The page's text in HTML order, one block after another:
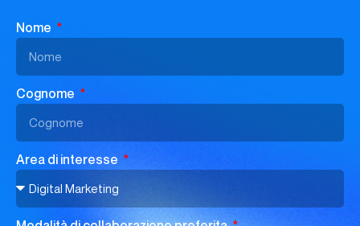
Nome
Cognome
Area di interesse